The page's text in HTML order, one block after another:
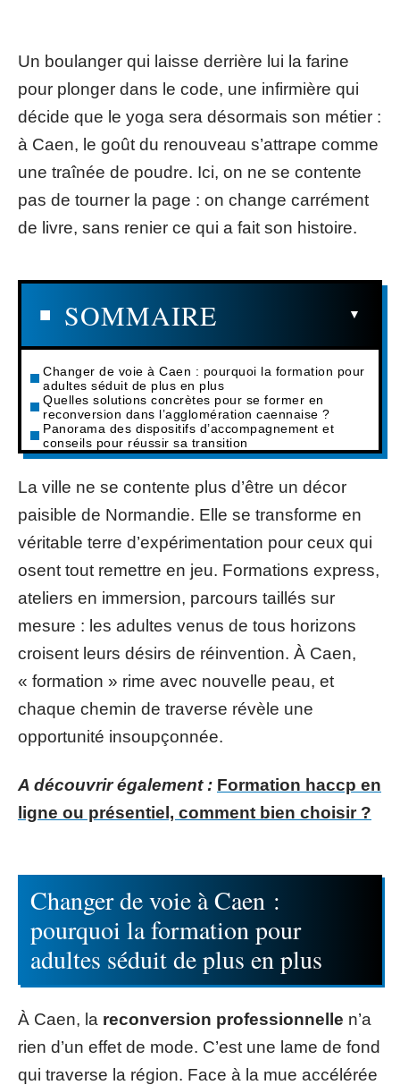
Un boulanger qui laisse derrière lui la farine
pour plonger dans le code, une infirmière qui
décide que le yoga sera désormais son métier :
à Caen, le goût du renouveau s’attrape comme
une traînée de poudre. Ici, on ne se contente
pas de tourner la page : on change carrément
de livre, sans renier ce qui a fait son histoire.
SOMMAIRE
Changer de voie à Caen : pourquoi la formation pour
adultes séduit de plus en plus
Quelles solutions concrètes pour se former en
reconversion dans l’agglomération caennaise ?
Panorama des dispositifs d’accompagnement et
conseils pour réussir sa transition
La ville ne se contente plus d’être un décor
paisible de Normandie. Elle se transforme en
véritable terre d’expérimentation pour ceux qui
osent tout remettre en jeu. Formations express,
ateliers en immersion, parcours taillés sur
mesure : les adultes venus de tous horizons
croisent leurs désirs de réinvention. À Caen,
« formation » rime avec nouvelle peau, et
chaque chemin de traverse révèle une
opportunité insoupçonnée.
A découvrir également : Formation haccp en
ligne ou présentiel, comment bien choisir ?
Changer de voie à Caen :
pourquoi la formation pour
adultes séduit de plus en plus
À Caen, la reconversion professionnelle n’a
rien d’un effet de mode. C’est une lame de fond
qui traverse la région. Face à la mue accélérée